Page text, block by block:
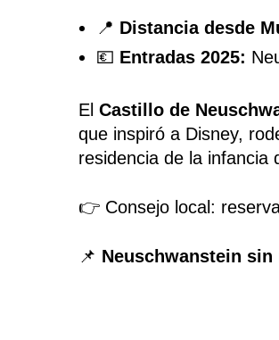
📍 Distancia desde
💶 Entradas 2025:
El Castillo de
que inspiró a Disney,
residencia de la infancia
👉 Consejo local:
📌 Neuschwanstein